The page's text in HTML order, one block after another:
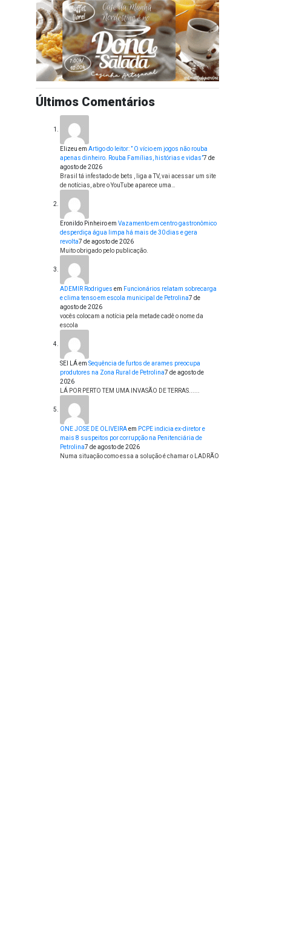
Últimos Comentários
Elizeu em Artigo do leitor: ” O vício em jogos não rouba
apenas dinheiro. Rouba Famílias, histórias e vidas”7 de
agosto de 2026
Brasil tá infestado de bets , liga a TV, vai acessar um site
de notícias, abre o YouTube aparece uma…
Eronildo Pinheiroem Vazamento em centro gastronômico
desperdiça água limpa há mais de 30 dias e gera
revolta7 de agosto de 2026
Muito obrigado pelo publicação.
ADEMIR Rodrigues em Funcionários relatam sobrecarga
e clima tenso em escola municipal de Petrolina7 de
agosto de 2026
vocês colocam a notícia pela metade cadê o nome da
escola
SEI LÁem Sequência de furtos de arames preocupa
produtores na Zona Rural de Petrolina7 de agosto de
2026
LÁ POR PERTO TEM UMA INVASÃO DE TERRAS......
ONE JOSE DE OLIVEIRAem PCPE indicia ex-diretor e
mais 8 suspeitos por corrupção na Penitenciária de
Petrolina7 de agosto de 2026
Numa situação como essa a solução é chamar o LADRÃO